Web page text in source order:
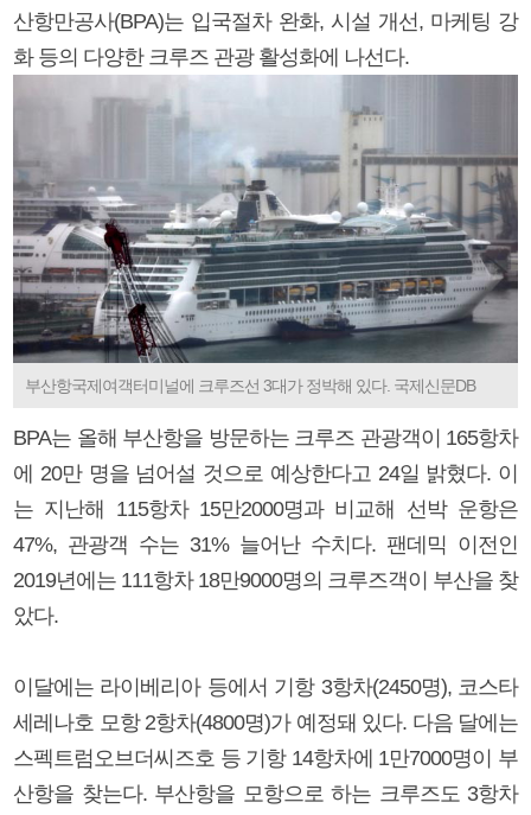
산항만공사(BPA)는 입국절차 완화, 시설 개선, 마케팅 강
화 등의 다양한 크루즈 관광 활성화에 나선다.
부산항국제여객터미널에 크루즈선 3대가 정박해 있다. 국제신문DB
BPA는 올해 부산항을 방문하는 크루즈 관광객이 165항차
에 20만 명을 넘어설 것으로 예상한다고 24일 밝혔다. 이
는 지난해 115항차 15만2000명과 비교해 선박 운항은
47%, 관광객 수는 31% 늘어난 수치다. 팬데믹 이전인
2019년에는 111항차 18만9000명의 크루즈객이 부산을 찾
았다.
이달에는 라이베리아 등에서 기항 3항차(2450명), 코스타
세레나호 모항 2항차(4800명)가 예정돼 있다. 다음 달에는
스펙트럼오브더씨즈호 등 기항 14항차에 1만7000명이 부
산항을 찾는다. 부산항을 모항으로 하는 크루즈도 3항차